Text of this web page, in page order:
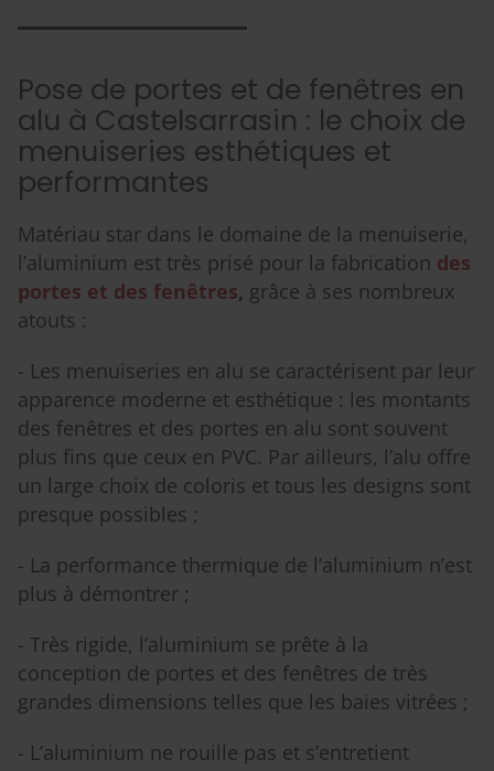
Pose de portes et de fenêtres en
alu à Castelsarrasin : le choix de
menuiseries esthétiques et
performantes
Matériau star dans le domaine de la menuiserie,
l’aluminium est très prisé pour la fabrication des
portes et des fenêtres, grâce à ses nombreux
atouts :
- Les menuiseries en alu se caractérisent par leur
apparence moderne et esthétique : les montants
des fenêtres et des portes en alu sont souvent
plus fins que ceux en PVC. Par ailleurs, l’alu offre
un large choix de coloris et tous les designs sont
presque possibles ;
- La performance thermique de l’aluminium n’est
plus à démontrer ;
- Très rigide, l’aluminium se prête à la
conception de portes et des fenêtres de très
grandes dimensions telles que les baies vitrées ;
- L’aluminium ne rouille pas et s’entretient